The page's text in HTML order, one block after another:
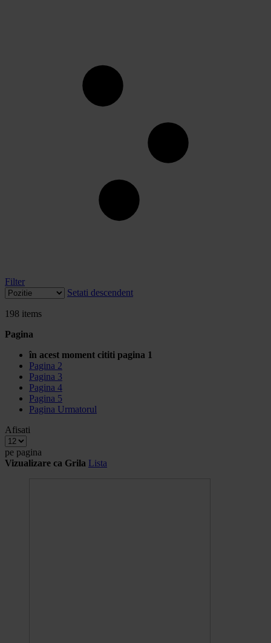
Filter
Setati descendent
198 items
Pagina
în acest moment cititi pagina 1
Pagina 2
Pagina 3
Pagina 4
Pagina 5
Pagina Urmatorul
Afisati
pe pagina
Vizualizare ca Grila Lista